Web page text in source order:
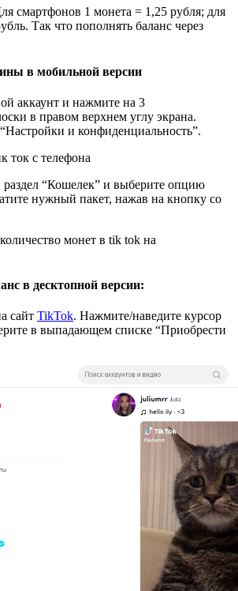
смартфонов 1 монета = 1,25 рубля; для
Так что пополнять баланс через
в мобильной версии
аккаунт и нажмите на 3
в правом верхнем углу экрана.
и конфиденциальность”.
раздел “Кошелек” и выберите опцию
нужный пакет, нажав на кнопку со
в десктопной версии:
сайт TikTok. Нажмите/наведите курсор
в выпадающем списке “Приобрести